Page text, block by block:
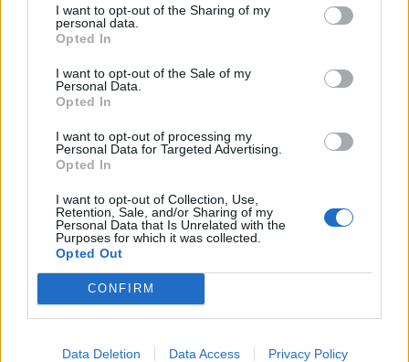
I want to opt-out of the Sharing of my
personal data.
Opted In
I want to opt-out of the Sale of my
Personal Data.
Opted In
I want to opt-out of processing my
Personal Data for Targeted Advertising.
Opted In
I want to opt-out of Collection, Use,
Retention, Sale, and/or Sharing of my
Personal Data that Is Unrelated with the
Purposes for which it was collected.
Opted Out
CONFIRM
Data Deletion Data Access Privacy Policy
pagat e prapambetura
Të paktën 10 viktima nga
sulmet ruse në disa rajone
Tensionet për Hormuzin
rëndojnë tregjet, nafta
dollarëve
Alarm për Inteligjencën
Njerëzimi ka shpenzuar